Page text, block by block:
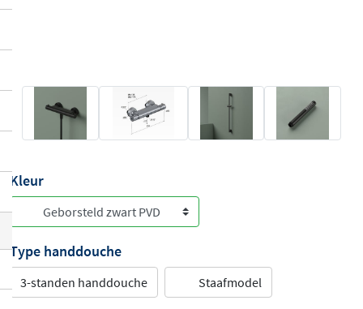
Kleur
Type handdouche
3-standen handdouche Staafmodel